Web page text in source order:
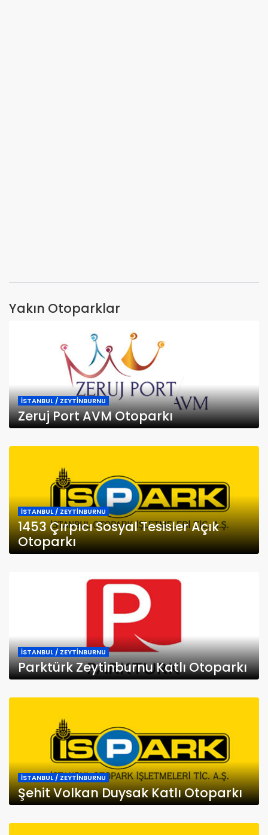
Yakın Otoparklar
İSTANBUL / ZEYTİNBURNU
Zeruj Port AVM Otoparkı
İSTANBUL / ZEYTİNBURNU
1453 Çırpıcı Sosyal Tesisler Açık
Otoparkı
İSTANBUL / ZEYTİNBURNU
Parktürk Zeytinburnu Katlı Otoparkı
İSTANBUL / ZEYTİNBURNU
Şehit Volkan Duysak Katlı Otoparkı